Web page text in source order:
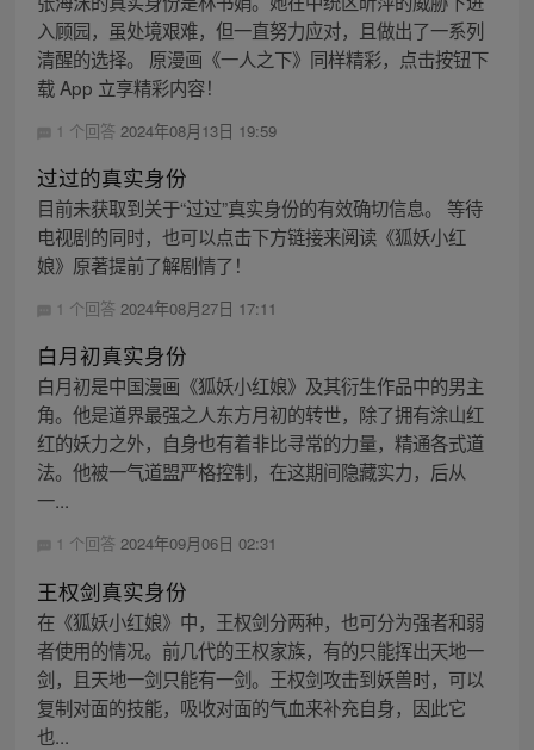
入顾园，虽处境艰难，但一直努力应对，且做出了一系列
清醒的选择。 原漫画《一人之下》同样精彩，点击按钮下
载 App 立享精彩内容！
1 个回答 2024年08月13日 19:59
过过的真实身份
目前未获取到关于“过过”真实身份的有效确切信息。 等待
电视剧的同时，也可以点击下方链接来阅读《狐妖小红
娘》原著提前了解剧情了！
1 个回答 2024年08月27日 17:11
白月初真实身份
白月初是中国漫画《狐妖小红娘》及其衍生作品中的男主
角。他是道界最强之人东方月初的转世，除了拥有涂山红
红的妖力之外，自身也有着非比寻常的力量，精通各式道
法。他被一气道盟严格控制，在这期间隐藏实力，后从
一...
1 个回答 2024年09月06日 02:31
王权剑真实身份
在《狐妖小红娘》中，王权剑分两种，也可分为强者和弱
者使用的情况。前几代的王权家族，有的只能挥出天地一
剑，且天地一剑只能有一剑。王权剑攻击到妖兽时，可以
复制对面的技能，吸收对面的气血来补充自身，因此它
也...